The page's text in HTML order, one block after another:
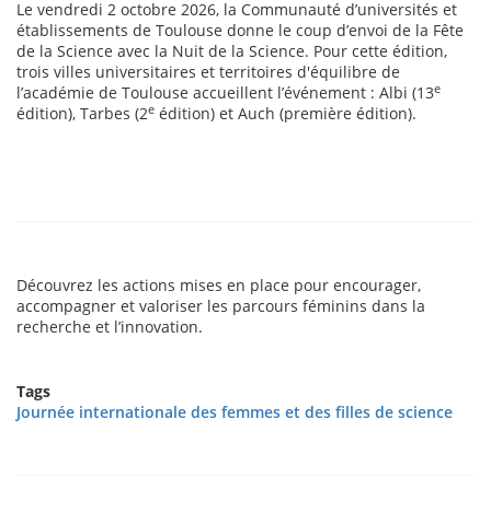
Le vendredi 2 octobre 2026, la Communauté d’universités et
établissements de Toulouse donne le coup d’envoi de la Fête
de la Science avec la Nuit de la Science. Pour cette édition,
trois villes universitaires et territoires d'équilibre de
l’académie de Toulouse accueillent l’événement : Albi (13e
édition), Tarbes (2e édition) et Auch (première édition).
Découvrez les actions mises en place pour encourager,
accompagner et valoriser les parcours féminins dans la
recherche et l’innovation.
Tags
Journée internationale des femmes et des filles de science